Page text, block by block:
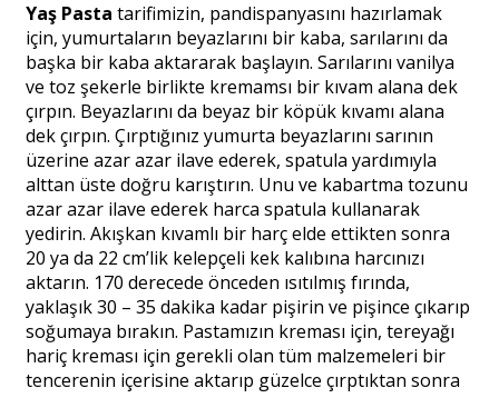
Yaş Pasta tarifimizin, pandispanyasını hazırlamak
için, yumurtaların beyazlarını bir kaba, sarılarını da
başka bir kaba aktararak başlayın. Sarılarını vanilya
ve toz şekerle birlikte kremamsı bir kıvam alana dek
çırpın. Beyazlarını da beyaz bir köpük kıvamı alana
dek çırpın. Çırptığınız yumurta beyazlarını sarının
üzerine azar azar ilave ederek, spatula yardımıyla
alttan üste doğru karıştırın. Unu ve kabartma tozunu
azar azar ilave ederek harca spatula kullanarak
yedirin. Akışkan kıvamlı bir harç elde ettikten sonra
20 ya da 22 cm’lik kelepçeli kek kalıbına harcınızı
aktarın. 170 derecede önceden ısıtılmış fırında,
yaklaşık 30 – 35 dakika kadar pişirin ve pişince çıkarıp
soğumaya bırakın. Pastamızın kreması için, tereyağı
hariç kreması için gerekli olan tüm malzemeleri bir
tencerenin içerisine aktarıp güzelce çırptıktan sonra